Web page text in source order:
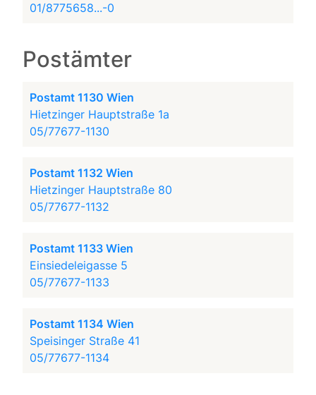
01/8775658...-0
Postämter
Postamt 1130 Wien
Hietzinger Hauptstraße 1a
05/77677-1130
Postamt 1132 Wien
Hietzinger Hauptstraße 80
05/77677-1132
Postamt 1133 Wien
Einsiedeleigasse 5
05/77677-1133
Postamt 1134 Wien
Speisinger Straße 41
05/77677-1134